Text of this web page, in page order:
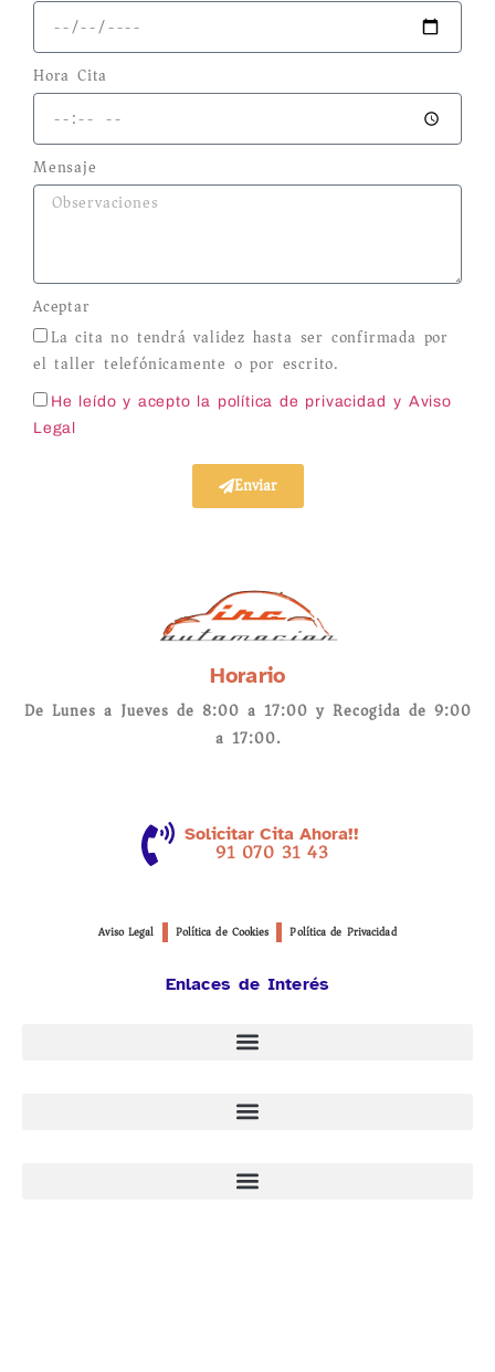
Hora Cita
Mensaje
Aceptar
La cita no tendrá validez hasta ser confirmada por
el taller telefónicamente o por escrito.
He leído y acepto la política de privacidad
y Aviso
Legal
Enviar
Horario
De Lunes a Jueves de 8:00 a 17:00 y Recogida de 9:00
a 17:00.
Solicitar Cita Ahora!!
91 070 31 43
Aviso Legal Política de Cookies Política de Privacidad
Enlaces de Interés